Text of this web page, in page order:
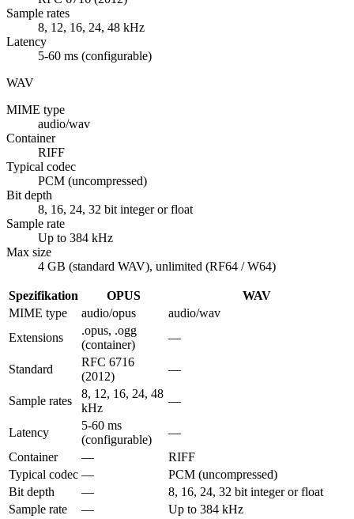
Sample rates
8, 12, 16, 24, 48 kHz
Latency
5-60 ms (configurable)
WAV
MIME type
audio/wav
Container
RIFF
Typical codec
PCM (uncompressed)
Bit depth
8, 16, 24, 32 bit integer or float
Sample rate
Up to 384 kHz
Max size
4 GB (standard WAV), unlimited (RF64 / W64)
Spezifikation OPUS
WAV
MIME type
audio/opus
audio/wav
Extensions
.opus, .ogg
(container)
—
Standard
RFC 6716
(2012)
—
Sample rates
8, 12, 16, 24, 48
kHz
—
Latency
5-60 ms
(configurable)
—
Container
—
RIFF
Typical codec —
PCM (uncompressed)
Bit depth
—
8, 16, 24, 32 bit integer or float
Sample rate
—
Up to 384 kHz